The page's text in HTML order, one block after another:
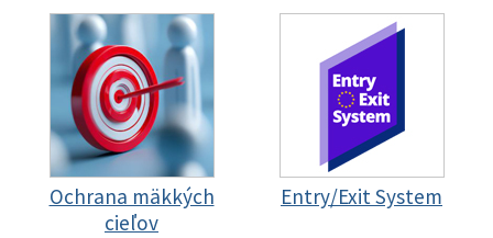
Ochrana mäkkých
cieľov
Entry/Exit System